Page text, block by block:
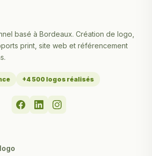
basé à Bordeaux. Création de logo,
print, site web et référencement
+4 500 logos réalisés